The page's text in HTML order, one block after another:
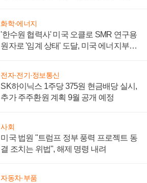
화학·에너지
'한수원 협력사' 미국 오클로 SMR 연구용
원자로 '임계 상태' 도달, 미국 에너지부
전자·전기·정보통신
SK하이닉스 1주당 375원 현금배당 실시,
추가 주주환원 계획 9월 공개 예정
사회
미국 법원 "트럼프 정부 풍력 프로젝트 동
결 조치는 위법", 해제 명령 내려
자동차·부품